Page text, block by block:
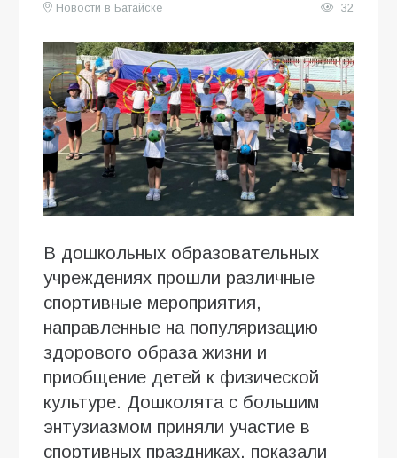
Новости в Батайске
32
В дошкольных образовательных
учреждениях прошли различные
спортивные мероприятия,
направленные на популяризацию
здорового образа жизни и
приобщение детей к физической
культуре. Дошколята с большим
энтузиазмом приняли участие в
спортивных праздниках, показали